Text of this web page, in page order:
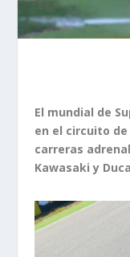
El mundial de
en el circuito
carreras
Kawasaki y